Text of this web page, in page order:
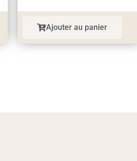
Ajouter au panier